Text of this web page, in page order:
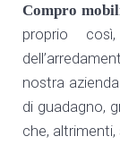
Compro
proprio
nostra
di guadagno,
che, altrimenti,